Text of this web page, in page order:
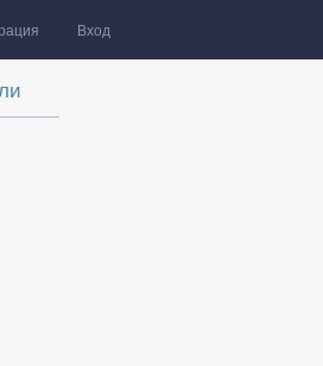
Вход